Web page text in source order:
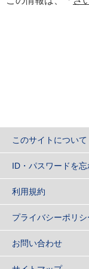
このサイトについて
ID・パスワードを
利用規約
プライバシーポリシ
お問い合わせ